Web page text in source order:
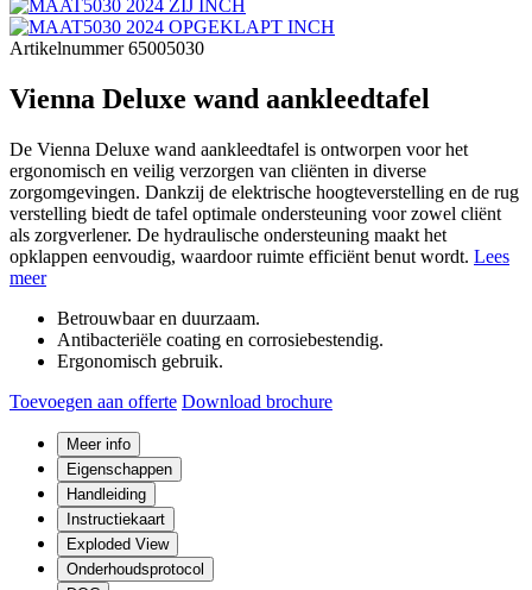
Artikelnummer 65005030
Vienna Deluxe wand aankleedtafel
De Vienna Deluxe wand aankleedtafel is ontworpen voor het
ergonomisch en veilig verzorgen van cliënten in diverse
zorgomgevingen. Dankzij de elektrische hoogteverstelling en de rug
verstelling biedt de tafel optimale ondersteuning voor zowel cliënt
als zorgverlener. De hydraulische ondersteuning maakt het
opklappen eenvoudig, waardoor ruimte efficiënt benut wordt. Lees
meer
Betrouwbaar en duurzaam.
Antibacteriële coating en corrosiebestendig.
Ergonomisch gebruik.
Toevoegen aan offerte Download brochure
Meer info
Eigenschappen
Handleiding
Instructiekaart
Exploded View
Onderhoudsprotocol